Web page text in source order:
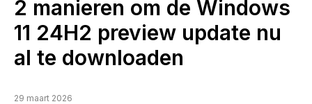
2 manieren om de Windows
11 24H2 preview update nu
al te downloaden
29 maart 2026